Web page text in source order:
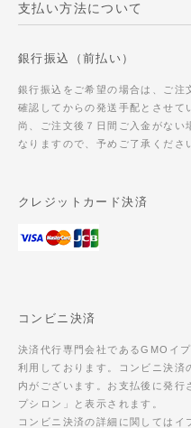
支払い方法について
銀行振込（前払い）
銀行振込をご希望の場合は、ご注
確認してからの発送手配とさせて
尚、ご注文後７日間ご入金がない
なりますので、予めご了承くださ
クレジットカード決済
コンビニ決済
決済代行専門会社であるGMOイ
利用しております。コンビニ決済
内がございます。お支払後に発行
プシロン」と表示されます。
コンビニ決済の詳細に関しては